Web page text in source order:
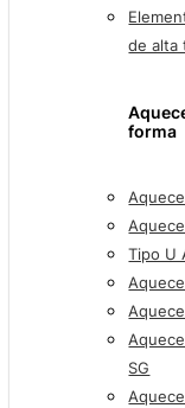
de alta
forma
Tipo U
SG